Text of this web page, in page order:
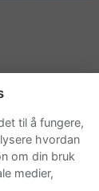
til å fungere,
hvordan
om din bruk
medier,